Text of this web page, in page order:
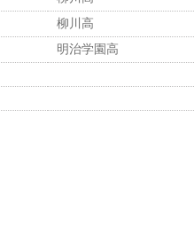
柳川高
明治学園高